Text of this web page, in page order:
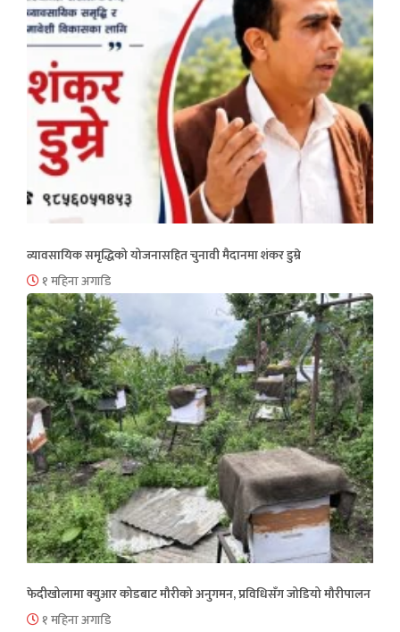
व्यावसायिक समृद्धिको योजनासहित चुनावी मैदानमा शंकर डुम्रे
१ महिना अगाडि
फेदीखोलामा क्युआर कोडबाट मौरीको अनुगमन, प्रविधिसँग जोडियो मौरीपालन
१ महिना अगाडि